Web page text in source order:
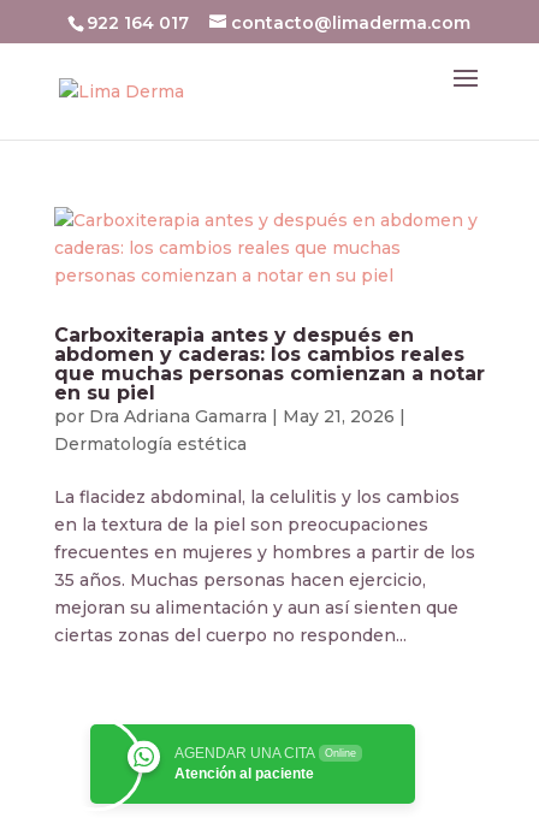
922 164 017 contacto@limaderma.com
Carboxiterapia antes y después en
abdomen y caderas: los cambios reales
que muchas personas comienzan a notar
en su piel
por Dra Adriana Gamarra | May 21, 2026 |
Dermatología estética
La flacidez abdominal, la celulitis y los cambios
en la textura de la piel son preocupaciones
frecuentes en mujeres y hombres a partir de los
35 años. Muchas personas hacen ejercicio,
mejoran su alimentación y aun así sienten que
ciertas zonas del cuerpo no responden...
AGENDAR UNA CITA Online
Atención al paciente